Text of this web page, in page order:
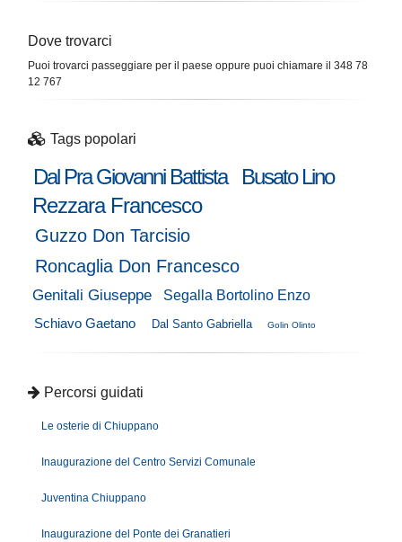
Dove trovarci
Puoi trovarci passeggiare per il paese oppure puoi chiamare il 348 78
12 767
Tags popolari
Dal Pra Giovanni Battista
Busato Lino
Rezzara Francesco
Guzzo Don Tarcisio
Roncaglia Don Francesco
Genitali Giuseppe
Segalla Bortolino Enzo
Schiavo Gaetano
Dal Santo Gabriella Golin Olinto
Percorsi guidati
Le osterie di Chiuppano
Inaugurazione del Centro Servizi Comunale
Juventina Chiuppano
Inaugurazione del Ponte dei Granatieri